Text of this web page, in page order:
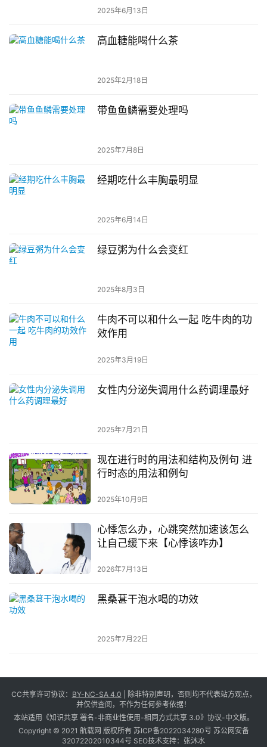
2025年6月13日
高血糖能喝什么茶
2025年2月18日
带鱼鱼鳞需要处理吗
2025年7月8日
经期吃什么丰胸最明显
2025年6月14日
绿豆粥为什么会变红
2025年8月3日
牛肉不可以和什么一起 吃牛肉的功
效作用
2025年3月19日
女性内分泌失调用什么药调理最好
2025年7月21日
现在进行时的用法和结构及例句 进
行时态的用法和例句
2025年10月9日
心悸怎么办，心跳突然加速该怎么
让自己缓下来【心悸该咋办】
2026年7月13日
黑桑葚干泡水喝的功效
2025年7月22日
CC共享许可协议： BY-NC-SA 4.0 | 除非特别声明，否则均不代表站方观点，
并仅供查阅，不作为任何参考依据！
本站适用《知识共享 署名-非商业性使用-相同方式共享 3.0》协议-中文版。
Copyright © 2021 航载网 版权所有 苏ICP备2022034280号 苏公网安备
32072202010344号 SEO技术支持： 张沐水